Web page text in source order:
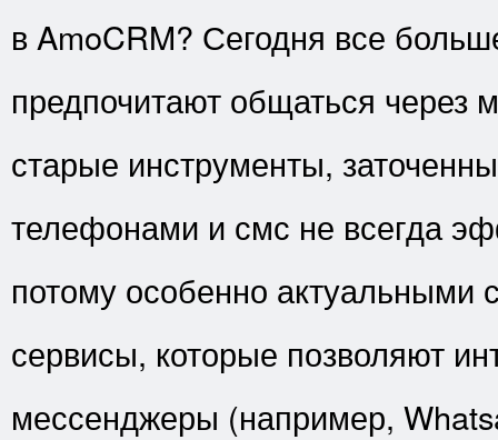
в AmoCRM? Сегодня все
предпочитают общаться через
старые инструменты,
телефонами и смс не всегда
потому особенно актуальными
сервисы, которые позволяют
мессенджеры (например,